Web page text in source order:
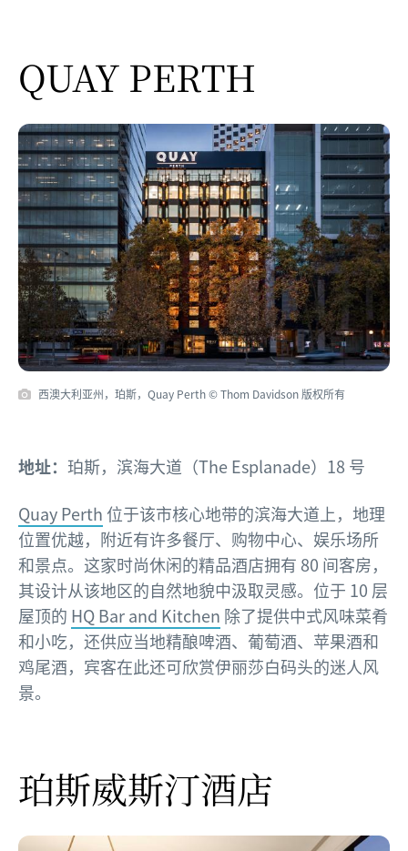
QUAY PERTH
西澳大利亚州，珀斯，Quay Perth© Thom Davidson 版权所有
地址： 珀斯，滨海大道（The Esplanade）18 号
Quay Perth 位于该市核心地带的滨海大道上，地理
位置优越，附近有许多餐厅、购物中心、娱乐场所
和景点。这家时尚休闲的精品酒店拥有 80 间客房，
其设计从该地区的自然地貌中汲取灵感。位于 10 层
屋顶的 HQ Bar and Kitchen 除了提供中式风味菜肴
和小吃，还供应当地精酿啤酒、葡萄酒、苹果酒和
鸡尾酒，宾客在此还可欣赏伊丽莎白码头的迷人风
景。
珀斯威斯汀酒店